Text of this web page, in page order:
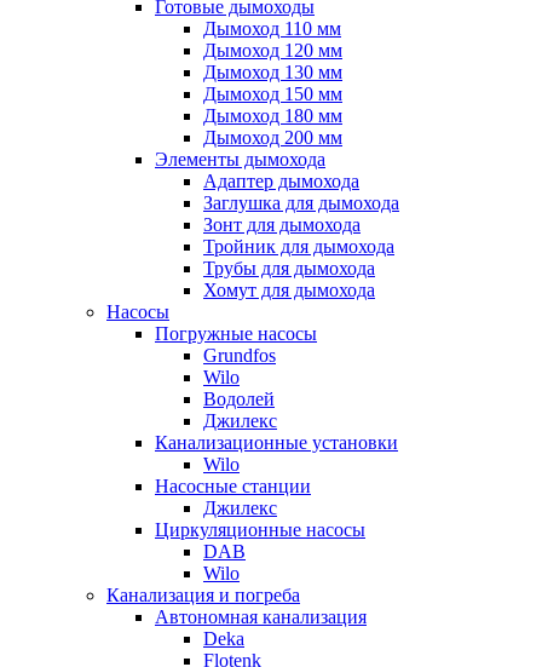
Готовые дымоходы
Дымоход 110 мм
Дымоход 120 мм
Дымоход 130 мм
Дымоход 150 мм
Дымоход 180 мм
Дымоход 200 мм
Элементы дымохода
Адаптер дымохода
Заглушка для дымохода
Зонт для дымохода
Тройник для дымохода
Трубы для дымохода
Хомут для дымохода
Насосы
Погружные насосы
Grundfos
Wilo
Водолей
Джилекс
Канализационные установки
Wilo
Насосные станции
Джилекс
Циркуляционные насосы
DAB
Wilo
Канализация и погреба
Автономная канализация
Deka
Flotenk